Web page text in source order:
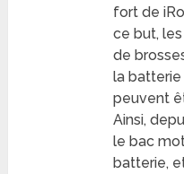
fort de
ce but,
de
la batterie
peuvent
Ainsi,
le bac
batterie,